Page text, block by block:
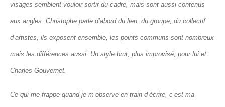
visages semblent vouloir sortir du cadre, mais sont aussi contenus
aux angles. Christophe parle d’abord du lien, du groupe, du collectif
d’artistes, ils exposent ensemble, les points communs sont nombreux
mais les différences aussi. Un style brut, plus improvisé, pour lui et
Charles Gouvernet.
Ce qui me frappe quand je m’observe en train d’écrire, c’est ma